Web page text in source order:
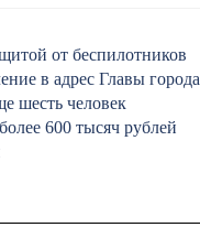
от беспилотников
в адрес Главы города
шесть человек
600 тысяч рублей